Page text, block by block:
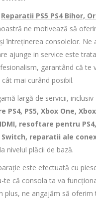
Reparatii PS5 PS4 Bihor,
ne motivează să
întreținerea consolelor. Ne
ajunge in service este
garantând că te
mai curând posibil.
largă de servicii, inclusiv
PS4, PS5, Xbox One,
resoftare pentru PS4,
reparatii ale
nivelul plăcii de bază.
este efectuată cu
te că consola ta va
plus, ne angajăm să